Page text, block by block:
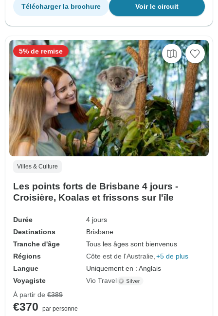
Voir le circuit
Télécharger la brochure
Villes & Culture
Les points forts de Brisbane 4 jours -
Croisière, Koalas et frissons sur l'île
Durée
4 jours
Destinations
Brisbane
Tranche d'âge
Tous les âges sont bienvenus
Régions
Côte est de l'Australie +5 de plus
Langue
Uniquement en : Anglais
Voyagiste
Vio Travel
5% de remise
À partir de €389
€370
par personne